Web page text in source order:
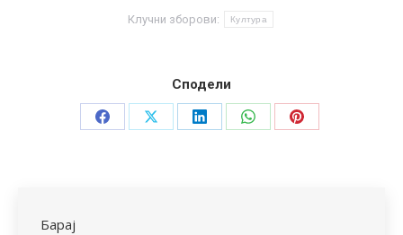
Клучни зборови: Култура
Сподели
Share
Share
Share
Share
Share
Барај